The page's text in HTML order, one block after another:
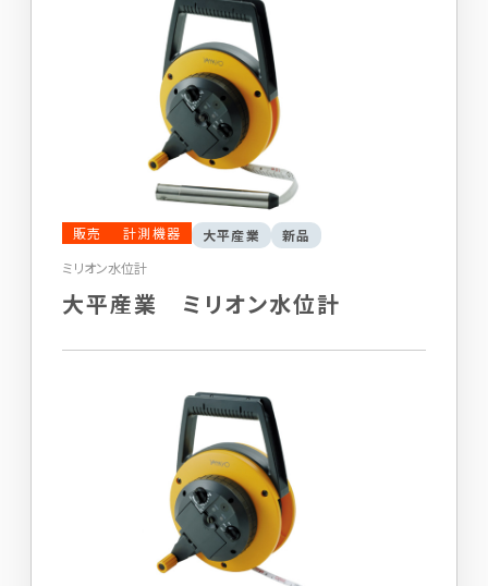
販売 計測機器 大平産業
新品
ミリオン水位計
大平産業 ミリオン水位計